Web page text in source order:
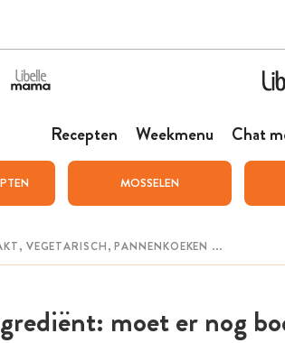
Recepten Weekmenu Chat
MOSSELEN
moet er nog